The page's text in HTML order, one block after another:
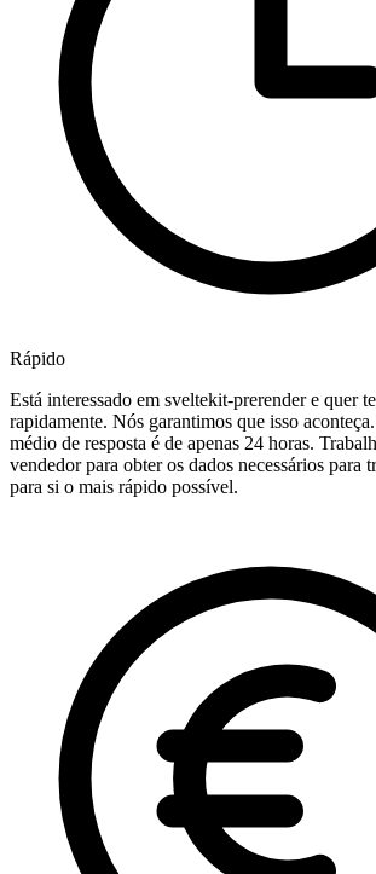
Rápido
Está interessado em sveltekit-prerender e quer
rapidamente. Nós garantimos que isso
médio de resposta é de apenas 24 horas.
vendedor para obter os dados necessários para
para si o mais rápido possível.